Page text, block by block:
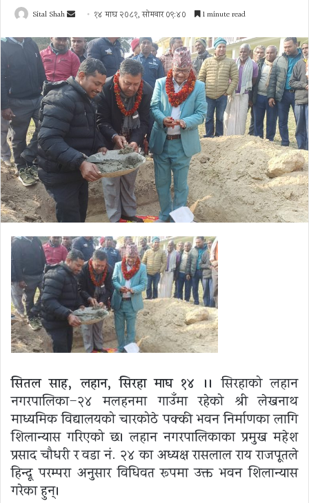
Sital Shah
Send
email
१४ माघ २०८१, सोमबार ०९:४० 1 minute read
सितल साह, लहान, सिरहा माघ १४ ।। सिरहाको लहान
नगरपालिका–२४ मलहनमा गाउँमा रहेको श्री लेखनाथ
माध्यमिक विद्यालयको चारकोठे पक्की भवन निर्माणका लागि
शिलान्यास गरिएको छ। लहान नगरपालिकाका प्रमुख महेश
प्रसाद चौधरी र वडा नं. २४ का अध्यक्ष रासलाल राय राजपूतले
हिन्दू परम्परा अनुसार विधिवत रूपमा उक्त भवन शिलान्यास
गरेका हुन्।